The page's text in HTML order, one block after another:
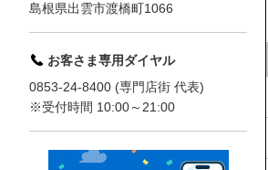
島根県出雲市渡橋町1066
お客さま専用ダイヤル
0853-24-8400 (専門店街 代表)
※受付時間 10:00～21:00